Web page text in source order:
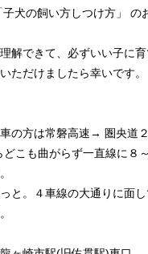
犬の飼い方しつけ方」 の
解できて、必ずいい子に育
ただけましたら幸いです。
の方は常磐高速→ 圏央道
どこも曲がらず一直線に８
と。４車線の大通りに面